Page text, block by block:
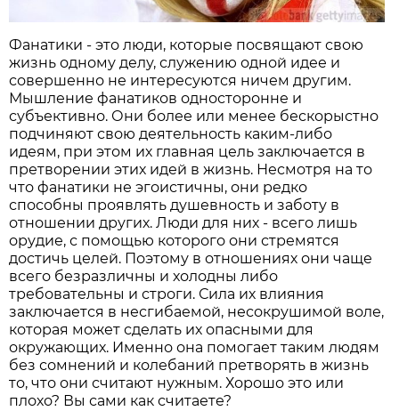
Фанатики - это люди, которые посвящают свою
жизнь одному делу, служению одной идее и
совершенно не интересуются ничем другим.
Мышление фанатиков односторонне и
субъективно. Они более или менее бескорыстно
подчиняют свою деятельность каким-либо
идеям, при этом их главная цель заключается в
претворении этих идей в жизнь. Несмотря на то
что фанатики не эгоистичны, они редко
способны проявлять душевность и заботу в
отношении других. Люди для них - всего лишь
орудие, с помощью которого они стремятся
достичь целей. Поэтому в отношениях они чаще
всего безразличны и холодны либо
требовательны и строги. Сила их влияния
заключается в несгибаемой, несокрушимой воле,
которая может сделать их опасными для
окружающих. Именно она помогает таким людям
без сомнений и колебаний претворять в жизнь
то, что они считают нужным. Хорошо это или
плохо? Вы сами как считаете?